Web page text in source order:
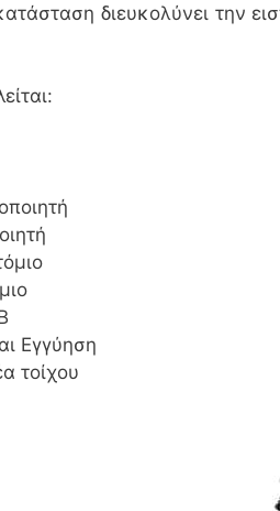
διευκολύνει την
Εγγύηση
τοίχου